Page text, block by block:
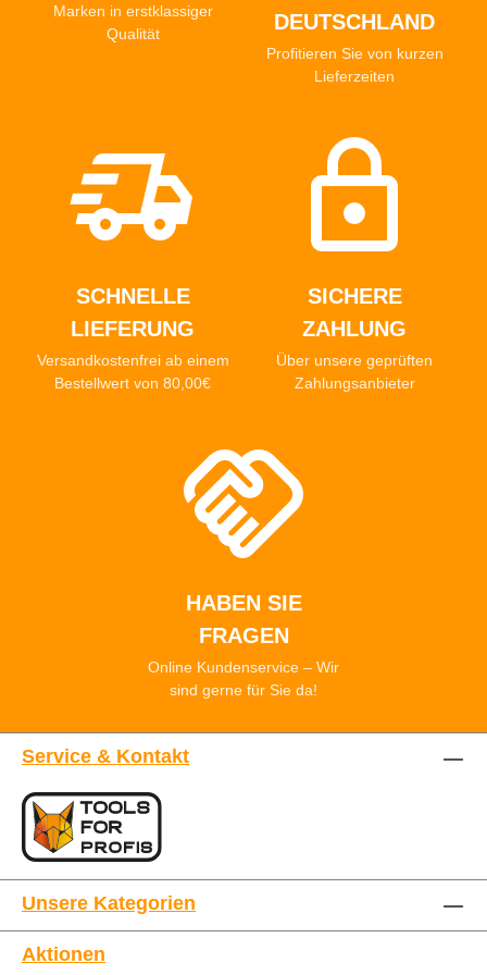
Marken in erstklassiger
Qualität
DEUTSCHLAND
Profitieren Sie von kurzen
Lieferzeiten
SCHNELLE
LIEFERUNG
Versandkostenfrei ab einem
Bestellwert von 80,00€
SICHERE
ZAHLUNG
Über unsere geprüften
Zahlungsanbieter
HABEN SIE
FRAGEN
Online Kundenservice – Wir
sind gerne für Sie da!
Service & Kontakt
Unsere Kategorien
Aktionen